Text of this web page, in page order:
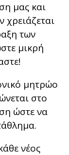
μας και
χρειάζεται
των
μικρή
μητρώο
στο
ώστε να
νέος